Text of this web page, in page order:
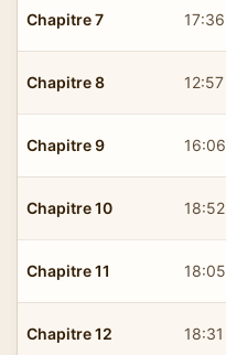
Chapitre 7 17:36
Chapitre 8 12:57
Chapitre 9 16:06
Chapitre 10 18:52
Chapitre 11 18:05
Chapitre 12 18:31